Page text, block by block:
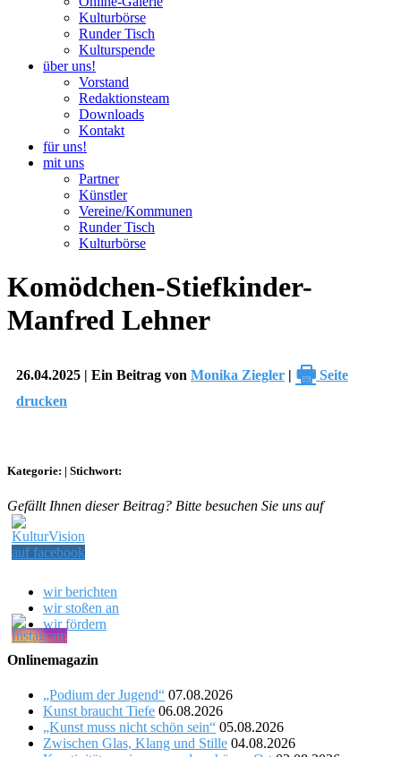
Kulturbörse
Runder Tisch
Kulturspende
über uns!
Vorstand
Redaktionsteam
Downloads
Kontakt
für uns!
mit uns
Partner
Künstler
Vereine/Kommunen
Runder Tisch
Kulturbörse
Komödchen-Stiefkinder-
Manfred Lehner
26.04.2025 | Ein Beitrag von Monika Ziegler | 🖶 Seite
drucken
Kategorie: | Stichwort:
Gefällt Ihnen dieser Beitrag? Bitte besuchen Sie uns auf
wir berichten
wir stoßen an
wir fördern
Onlinemagazin
„Podium der Jugend“ 07.08.2026
Kunst braucht Tiefe 06.08.2026
„Kunst muss nicht schön sein“ 05.08.2026
Zwischen Glas, Klang und Stille 04.08.2026